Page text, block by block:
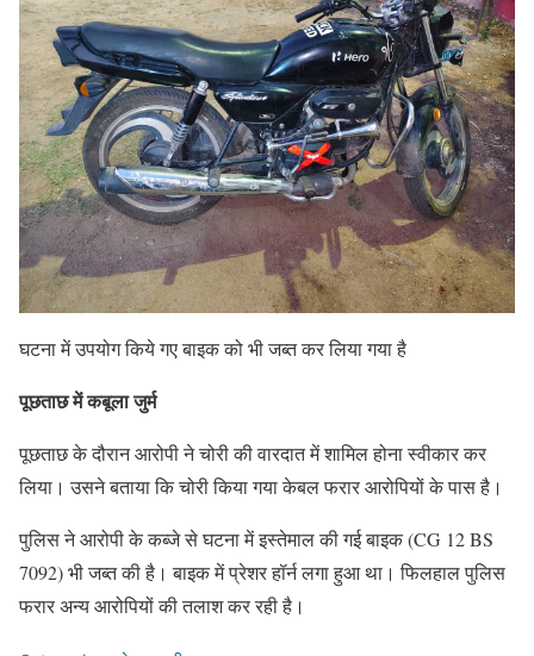
घटना में उपयोग किये गए बाइक को भी जब्त कर लिया गया है
पूछताछ में कबूला जुर्म
पूछताछ के दौरान आरोपी ने चोरी की वारदात में शामिल होना स्वीकार कर
लिया। उसने बताया कि चोरी किया गया केबल फरार आरोपियों के पास है।
पुलिस ने आरोपी के कब्जे से घटना में इस्तेमाल की गई बाइक (CG 12 BS
7092) भी जब्त की है। बाइक में प्रेशर हॉर्न लगा हुआ था। फिलहाल पुलिस
फरार अन्य आरोपियों की तलाश कर रही है।